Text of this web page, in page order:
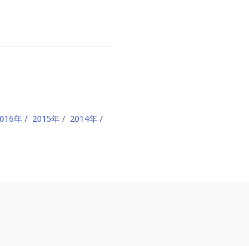
年 2015年
2014年